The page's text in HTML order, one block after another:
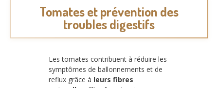
Tomates et prévention des
troubles digestifs
Les tomates contribuent à réduire les
symptômes de ballonnements et de
reflux grâce à leurs fibres